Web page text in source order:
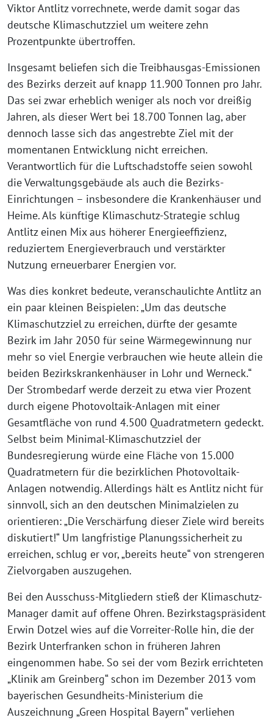
Viktor Antlitz vorrechnete, werde damit sogar das
deutsche Klimaschutzziel um weitere zehn
Prozentpunkte übertroffen.
Insgesamt beliefen sich die Treibhausgas-Emissionen
des Bezirks derzeit auf knapp 11.900 Tonnen pro Jahr.
Das sei zwar erheblich weniger als noch vor dreißig
Jahren, als dieser Wert bei 18.700 Tonnen lag, aber
dennoch lasse sich das angestrebte Ziel mit der
momentanen Entwicklung nicht erreichen.
Verantwortlich für die Luftschadstoffe seien sowohl
die Verwaltungsgebäude als auch die Bezirks-
Einrichtungen – insbesondere die Krankenhäuser und
Heime. Als künftige Klimaschutz-Strategie schlug
Antlitz einen Mix aus höherer Energieeffizienz,
reduziertem Energieverbrauch und verstärkter
Nutzung erneuerbarer Energien vor.
Was dies konkret bedeute, veranschaulichte Antlitz an
ein paar kleinen Beispielen: „Um das deutsche
Klimaschutzziel zu erreichen, dürfte der gesamte
Bezirk im Jahr 2050 für seine Wärmegewinnung nur
mehr so viel Energie verbrauchen wie heute allein die
beiden Bezirkskrankenhäuser in Lohr und Werneck.“
Der Strombedarf werde derzeit zu etwa vier Prozent
durch eigene Photovoltaik-Anlagen mit einer
Gesamtfläche von rund 4.500 Quadratmetern gedeckt.
Selbst beim Minimal-Klimaschutzziel der
Bundesregierung würde eine Fläche von 15.000
Quadratmetern für die bezirklichen Photovoltaik-
Anlagen notwendig. Allerdings hält es Antlitz nicht für
sinnvoll, sich an den deutschen Minimalzielen zu
orientieren: „Die Verschärfung dieser Ziele wird bereits
diskutiert!“ Um langfristige Planungssicherheit zu
erreichen, schlug er vor, „bereits heute“ von strengeren
Zielvorgaben auszugehen.
Bei den Ausschuss-Mitgliedern stieß der Klimaschutz-
Manager damit auf offene Ohren. Bezirkstagspräsident
Erwin Dotzel wies auf die Vorreiter-Rolle hin, die der
Bezirk Unterfranken schon in früheren Jahren
eingenommen habe. So sei der vom Bezirk errichteten
„Klinik am Greinberg“ schon im Dezember 2013 vom
bayerischen Gesundheits-Ministerium die
Auszeichnung „Green Hospital Bayern“ verliehen